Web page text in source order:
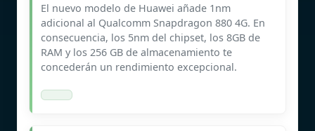
El nuevo modelo de Huawei añade 1nm
adicional al Qualcomm Snapdragon 880 4G. En
consecuencia, los 5nm del chipset, los 8GB de
RAM y los 256 GB de almacenamiento te
concederán un rendimiento excepcional.